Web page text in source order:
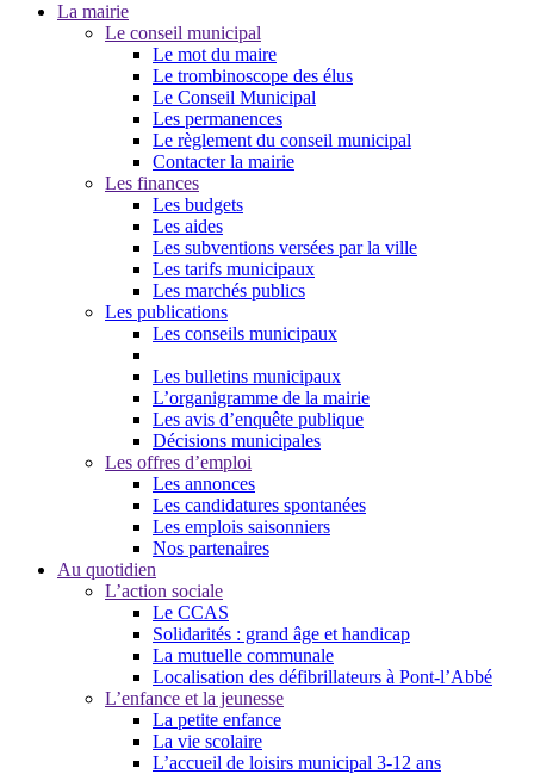
La mairie
Le conseil municipal
Le mot du maire
Le trombinoscope des élus
Le Conseil Municipal
Les permanences
Le règlement du conseil municipal
Contacter la mairie
Les finances
Les budgets
Les aides
Les subventions versées par la ville
Les tarifs municipaux
Les marchés publics
Les publications
Les conseils municipaux
Les bulletins municipaux
L’organigramme de la mairie
Les avis d’enquête publique
Décisions municipales
Les offres d’emploi
Les annonces
Les candidatures spontanées
Les emplois saisonniers
Nos partenaires
Au quotidien
L’action sociale
Le CCAS
Solidarités : grand âge et handicap
La mutuelle communale
Localisation des défibrillateurs à Pont-l’Abbé
L’enfance et la jeunesse
La petite enfance
La vie scolaire
L’accueil de loisirs municipal 3-12 ans